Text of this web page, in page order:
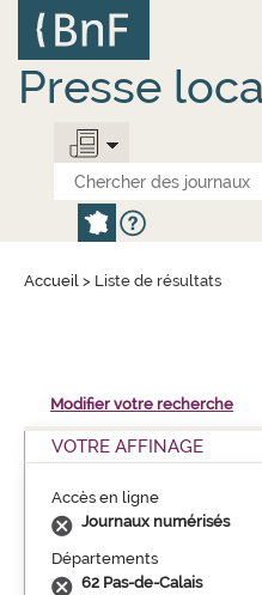
contenu
principal
Presse
Accueil > Liste de résultats
Modifier votre recherche
VOTRE AFFINAGE
Accès en ligne
Journaux numérisés
Départements
62 Pas-de-Calais
Panneau de gestion des cookies